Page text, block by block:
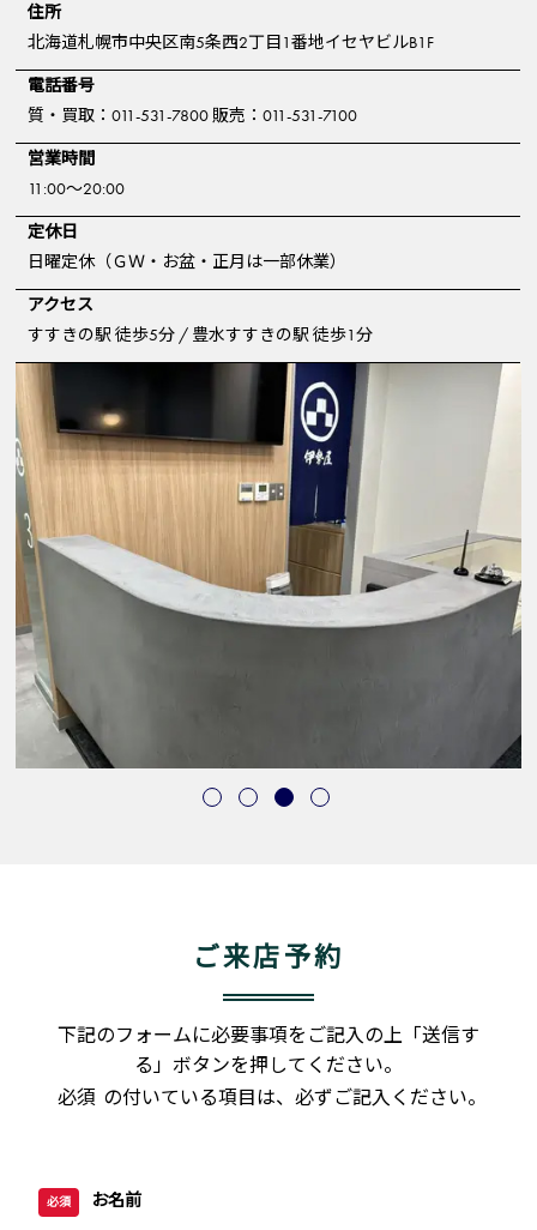
住所
北海道札幌市中央区南5条西2丁目1番地イセヤビルB1F
電話番号
質・買取：011-531-7800 販売：011-531-7100
営業時間
11:00～20:00
定休日
日曜定休（ＧＷ・お盆・正月は一部休業）
アクセス
すすきの駅 徒歩5分 / 豊水すすきの駅 徒歩1分
ご来店予約
下記のフォームに必要事項をご記入の上「送信す
る」ボタンを押してください。
必須 の付いている項目は、必ずご記入ください。
必須 お名前